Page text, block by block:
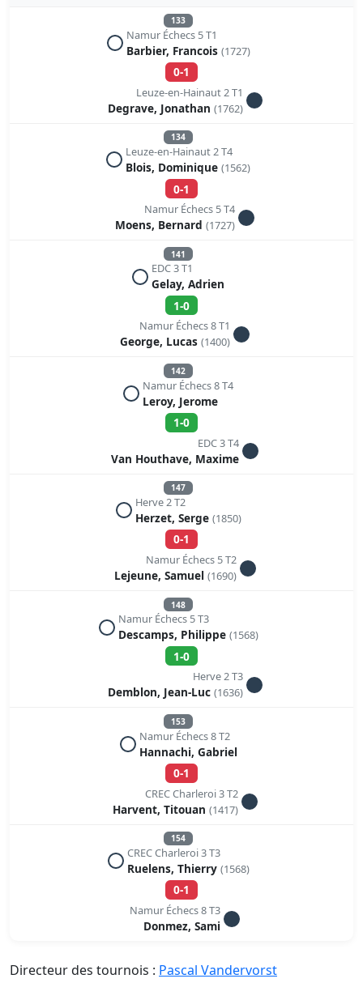
133
Namur Échecs 5 T1
Barbier, Francois (1727)
0-1
Leuze-en-Hainaut 2 T1
Degrave, Jonathan (1762)
134
Leuze-en-Hainaut 2 T4
Blois, Dominique (1562)
0-1
Namur Échecs 5 T4
Moens, Bernard (1727)
141
EDC 3 T1
Gelay, Adrien
1-0
Namur Échecs 8 T1
George, Lucas (1400)
142
Namur Échecs 8 T4
Leroy, Jerome
1-0
EDC 3 T4
Van Houthave, Maxime
147
Herve 2 T2
Herzet, Serge (1850)
0-1
Namur Échecs 5 T2
Lejeune, Samuel (1690)
148
Namur Échecs 5 T3
Descamps, Philippe (1568)
1-0
Herve 2 T3
Demblon, Jean-Luc (1636)
153
Namur Échecs 8 T2
Hannachi, Gabriel
0-1
CREC Charleroi 3 T2
Harvent, Titouan (1417)
154
CREC Charleroi 3 T3
Ruelens, Thierry (1568)
0-1
Namur Échecs 8 T3
Donmez, Sami
Directeur des tournois : Pascal Vandervorst